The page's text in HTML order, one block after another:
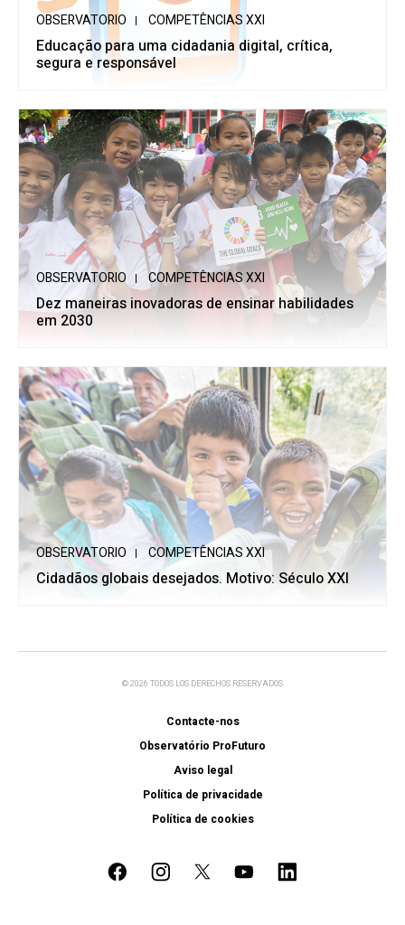
OBSERVATORIO COMPETÊNCIAS XXI
Educação para uma cidadania digital, crítica,
segura e responsável
OBSERVATORIO COMPETÊNCIAS XXI
Dez maneiras inovadoras de ensinar habilidades
em 2030
OBSERVATORIO COMPETÊNCIAS XXI
Cidadãos globais desejados. Motivo: Século XXI
© 2026 TODOS LOS DERECHOS RESERVADOS
Contacte-nos
Observatório ProFuturo
Aviso legal
Política de privacidade
Política de cookies